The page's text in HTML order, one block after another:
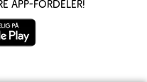
app-fordeler!